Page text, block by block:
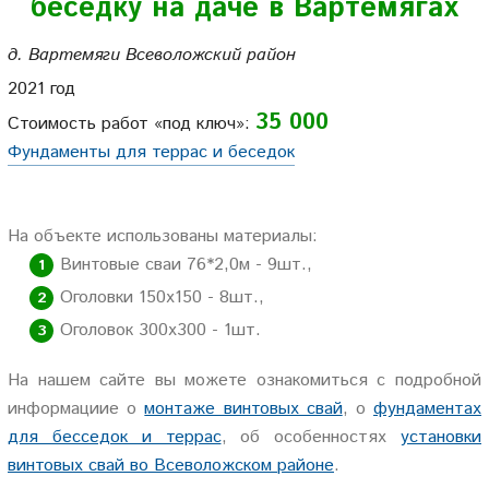
беседку на даче в Вартемягах
д. Вартемяги Всеволожский район
2021 год
Стоимость работ «под ключ»: 35 000
Фундаменты для террас и беседок
На объекте использованы материалы:
Винтовые сваи 76*2,0м - 9шт.,
Оголовки 150х150 - 8шт.,
Оголовок 300х300 - 1шт.
На нашем сайте вы можете ознакомиться с подробной
информациие омонтаже винтовых свай, офундаментах
для бесседок и террас, об особенностях установки
винтовых свай во Всеволожском районе.